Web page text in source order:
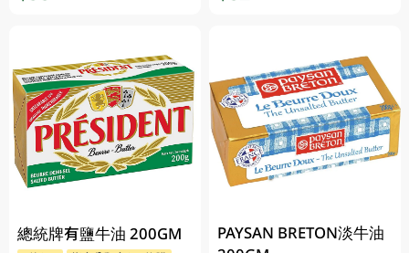
總統牌有鹽牛油 200GM
PAYSAN BRETON淡牛油